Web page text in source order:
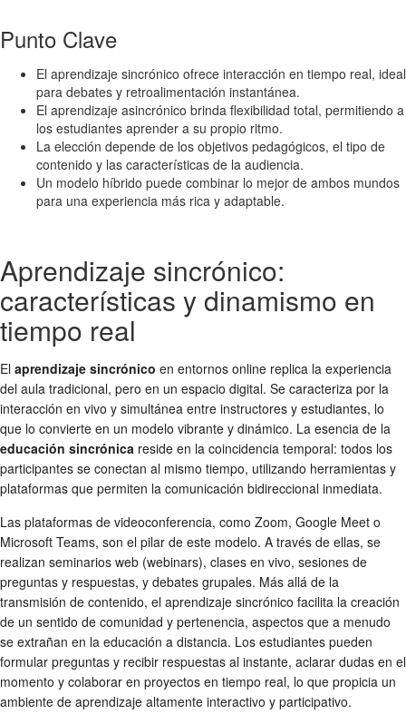
Punto Clave
El aprendizaje sincrónico ofrece interacción en tiempo real, ideal
para debates y retroalimentación instantánea.
El aprendizaje asincrónico brinda flexibilidad total, permitiendo a
los estudiantes aprender a su propio ritmo.
La elección depende de los objetivos pedagógicos, el tipo de
contenido y las características de la audiencia.
Un modelo híbrido puede combinar lo mejor de ambos mundos
para una experiencia más rica y adaptable.
Aprendizaje sincrónico:
características y dinamismo en
tiempo real
El aprendizaje sincrónico en entornos online replica la experiencia
del aula tradicional, pero en un espacio digital. Se caracteriza por la
interacción en vivo y simultánea entre instructores y estudiantes, lo
que lo convierte en un modelo vibrante y dinámico. La esencia de la
educación sincrónica reside en la coincidencia temporal: todos los
participantes se conectan al mismo tiempo, utilizando herramientas y
plataformas que permiten la comunicación bidireccional inmediata.
Las plataformas de videoconferencia, como Zoom, Google Meet o
Microsoft Teams, son el pilar de este modelo. A través de ellas, se
realizan seminarios web (webinars), clases en vivo, sesiones de
preguntas y respuestas, y debates grupales. Más allá de la
transmisión de contenido, el aprendizaje sincrónico facilita la creación
de un sentido de comunidad y pertenencia, aspectos que a menudo
se extrañan en la educación a distancia. Los estudiantes pueden
formular preguntas y recibir respuestas al instante, aclarar dudas en el
momento y colaborar en proyectos en tiempo real, lo que propicia un
ambiente de aprendizaje altamente interactivo y participativo.